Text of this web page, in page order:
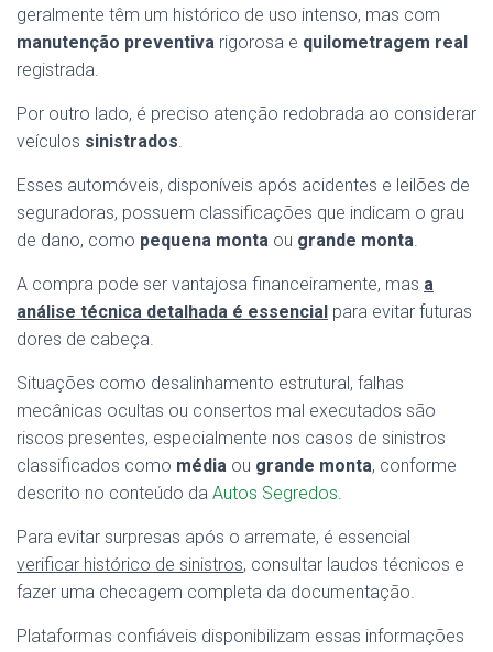
geralmente têm um histórico de uso intenso, mas com
manutenção preventiva rigorosa e quilometragem real
registrada.
Por outro lado, é preciso atenção redobrada ao considerar
veículos sinistrados.
Esses automóveis, disponíveis após acidentes e leilões de
seguradoras, possuem classificações que indicam o grau
de dano, como pequena monta ou grande monta.
A compra pode ser vantajosa financeiramente, mas a
análise técnica detalhada é essencial para evitar futuras
dores de cabeça.
Situações como desalinhamento estrutural, falhas
mecânicas ocultas ou consertos mal executados são
riscos presentes, especialmente nos casos de sinistros
classificados como média ou grande monta, conforme
descrito no conteúdo da Autos Segredos.
Para evitar surpresas após o arremate, é essencial
verificar histórico de sinistros, consultar laudos técnicos e
fazer uma checagem completa da documentação.
Plataformas confiáveis disponibilizam essas informações